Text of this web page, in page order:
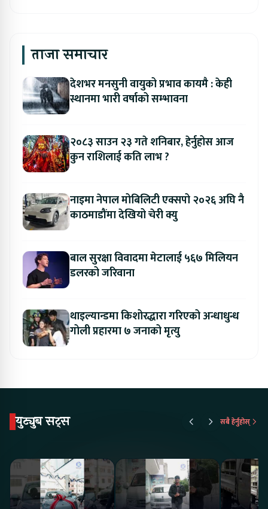
ताजा समाचार
देशभर मनसुनी वायुको प्रभाव कायमै : केही
स्थानमा भारी वर्षाको सम्भावना
२०८३ साउन २३ गते शनिबार, हेर्नुहोस आज
कुन राशिलाई कति लाभ ?
नाइमा नेपाल मोबिलिटी एक्सपो २०२६ अघि नै
काठमाडौंमा देखियो चेरी क्यु
बाल सुरक्षा विवादमा मेटालाई ५६७ मिलियन
डलरको जरिवाना
थाइल्यान्डमा किशोरद्धारा गरिएको अन्धाधुन्ध
गोली प्रहारमा ७ जनाको मृत्यु
युट्युब सट्स सबै हेर्नुहोस्